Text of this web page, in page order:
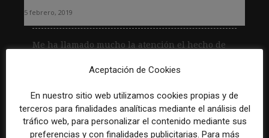
5 febrero, 2019
Me ha llamado mucho la atención el hecho de
han publicado en diciembre de 2018...
Leer más
Aceptación de Cookies
En nuestro sitio web utilizamos cookies propias y de
terceros para finalidades analíticas mediante el análisis del
tráfico web, para personalizar el contenido mediante sus
preferencias y con finalidades publicitarias. Para más